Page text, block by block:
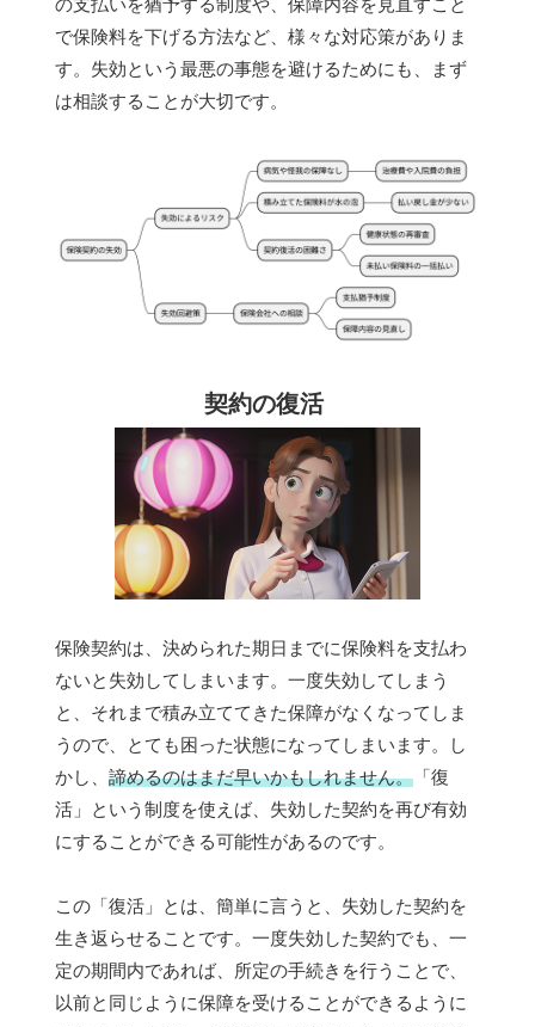
の支払いを猶予する制度や、保障内容を見直すこと
で保険料を下げる方法など、様々な対応策がありま
す。失効という最悪の事態を避けるためにも、まず
は相談することが大切です。
契約の復活
保険契約は、決められた期日までに保険料を支払わ
ないと失効してしまいます。一度失効してしまう
と、それまで積み立ててきた保障がなくなってしま
うので、とても困った状態になってしまいます。し
かし、 諦めるのはまだ早いかもしれません。 「復
活」という制度を使えば、失効した契約を再び有効
にすることができる可能性があるのです。
この「復活」とは、簡単に言うと、失効した契約を
生き返らせることです。一度失効した契約でも、一
定の期間内であれば、所定の手続きを行うことで、
以前と同じように保障を受けることができるように